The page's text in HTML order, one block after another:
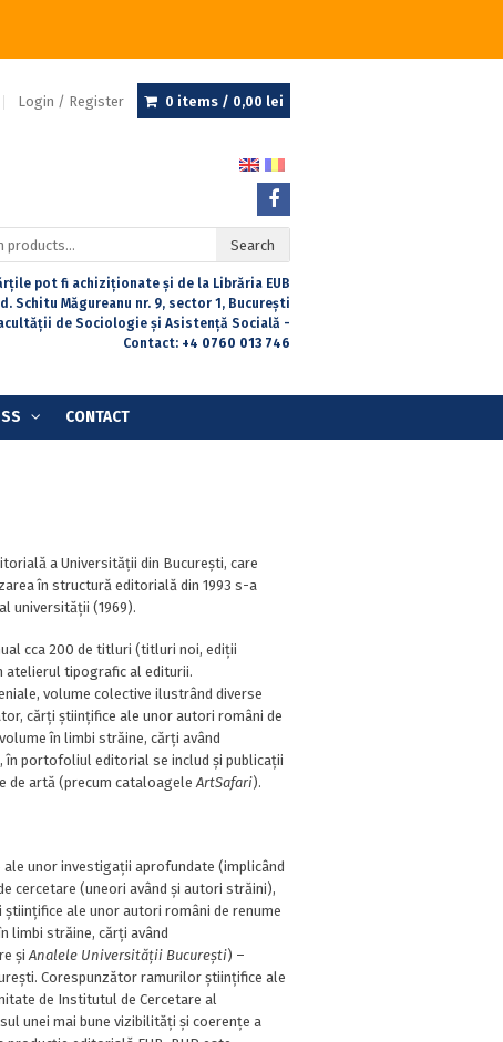
Login / Register 0 items / 0,00 lei
Search
pot fi achiziționate și de la Librăria EUB
Schitu Măgureanu nr. 9, sector 1, București
de Sociologie și Asistență Socială -
Contact: +4 0760 013 746
CONTACT
a Universității din București, care
în structură editorială din 1993 s-a
universității (1969).
cca 200 de titluri (titluri noi, ediții
atelierul tipografic al editurii.
volume colective ilustrând diverse
cărți științifice ale unor autori români de
în limbi străine, cărți având
portofoliul editorial se includ și publicații
de artă (precum cataloagele ArtSafari).
unor investigații aprofundate (implicând
cercetare (uneori având și autori străini),
ale unor autori români de renume
limbi străine, cărți având
și Analele Universității București) –
Corespunzător ramurilor științifice ale
de Institutul de Cercetare al
unei mai bune vizibilități și coerențe a